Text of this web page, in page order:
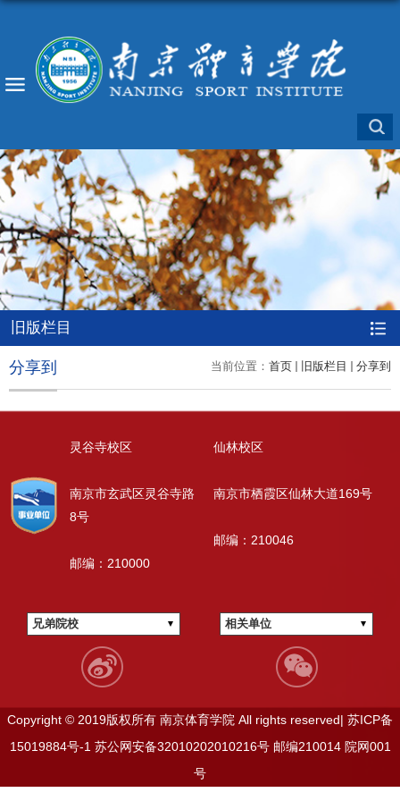
旧版栏目
当前位置： 首页 旧版栏目 分享到
分享到
灵谷寺校区
南京市玄武区灵谷寺路
8号
邮编：210000
仙林校区
南京市栖霞区仙林大道169号
邮编：210046
兄弟院校 相关单位
Copyright © 2019版权所有 南京体育学院 All rights reserved| 苏ICP备
15019884号-1苏公网安备32010202010216号邮编210014院网001
号